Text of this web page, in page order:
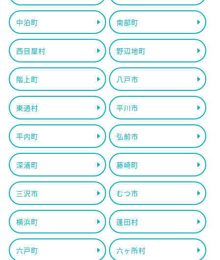
中泊町 南部町
西目屋村 野辺地町
階上町 八戸市
東通村 平川市
平内町 弘前市
深浦町 藤崎町
三沢市 むつ市
横浜町 蓬田村
六戸町 六ヶ所村